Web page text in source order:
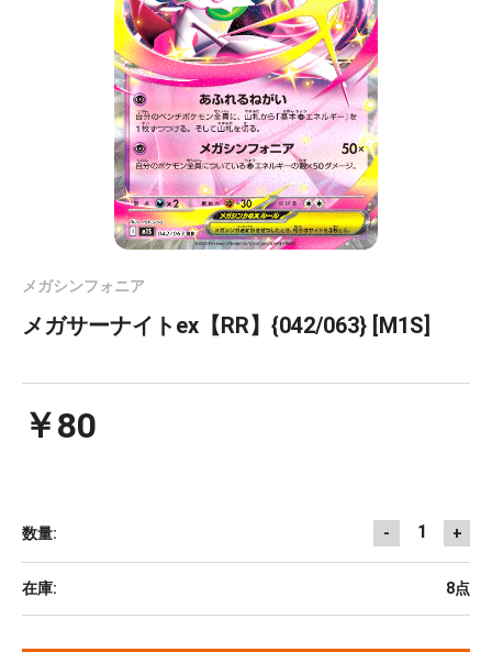
メガシンフォニア
メガサーナイトex【RR】{042/063} [M1S]
￥80
数量: - 1 +
在庫: 8点